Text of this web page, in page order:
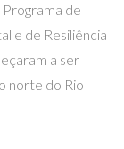
de
e de Resiliência
a ser
norte do Rio